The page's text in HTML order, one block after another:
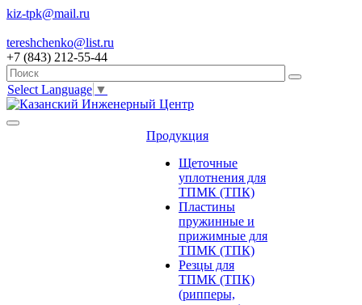
kiz-tpk@mail.ru
tereshchenko@list.ru
+7 (843) 212-55-44
Select Language ▼
Продукция
Щеточные
уплотнения для
ТПМК (ТПК)
Пластины
пружинные и
прижимные для
ТПМК (ТПК)
Резцы для
ТПМК (ТПК)
(рипперы,